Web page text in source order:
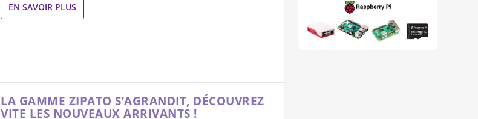
EN SAVOIR PLUS
LA GAMME ZIPATO S’AGRANDIT, DÉCOUVREZ
VITE LES NOUVEAUX ARRIVANTS !